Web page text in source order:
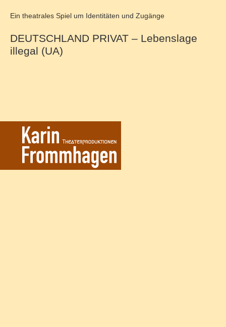
Ein theatrales Spiel um Identitäten und Zugänge
DEUTSCHLAND PRIVAT – Lebenslage
illegal (UA)
Foto: ©MEYER ORIGINALS